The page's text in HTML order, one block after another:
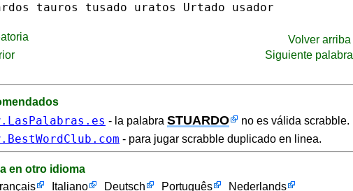
tauros tusado uratos Urtado usador
Volver arriba
Siguiente palabra
- la palabra STUARDO
no es válida scrabble.
- para jugar scrabble duplicado en linea.
en otro idioma
Italiano Deutsch Português Nederlands